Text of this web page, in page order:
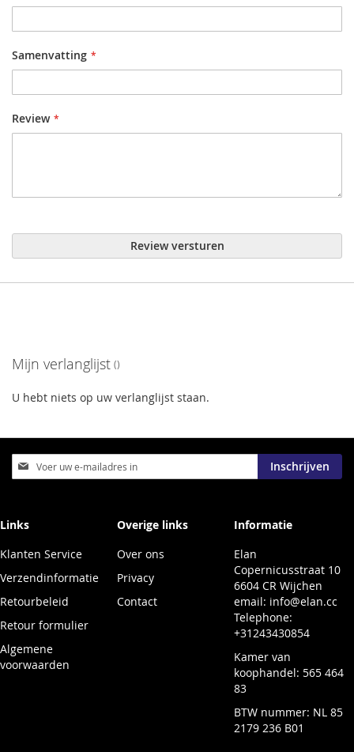
Samenvatting
Review
Review versturen
Mijn verlanglijst
U hebt niets op uw verlanglijst staan.
Abonneer
u
nieuwsbrief
Inschrijven
Links
Klanten Service
Verzendinformatie
Retourbeleid
Retour formulier
Algemene
voorwaarden
Overige links
Over ons
Privacy
Contact
Informatie
Elan
Copernicusstraat 10
6604 CR Wijchen
email: info@elan.cc
Telephone:
+31243430854
Kamer van
koophandel: 565 464
83
BTW nummer: NL 85
2179 236 B01